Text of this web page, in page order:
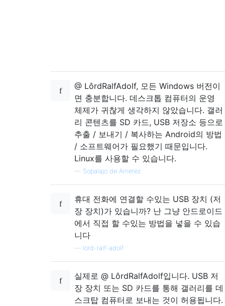
@ LôrdRalfAdolf, 모든 Windows 버전이
면 충분합니다. 데스크톱 컴퓨터의 운영
체제가 귀찮게 생각하지 않았습니다. 갤러
리 콘텐츠를 SD 카드, USB 저장소 등으로
추출 / 보내기 / 복사하는 Android의 방법
/ 소프트웨어가 필요했기 때문입니다.
Linux를 사용할 수 있습니다.
— Sopalajo de Arrierez
휴대 전화에 연결할 수있는 USB 장치 (저
장 장치)가 있습니까? 난 그냥 안드로이드
에서 직접 할 수있는 방법을 넣을 수 있습
니다
lord-ralf-adolf
실제로 @ LôrdRalfAdolf입니다. USB 저
장 장치 또는 SD 카드를 통해 갤러리를 데
스크탑 컴퓨터로 보내는 것이 허용됩니다.